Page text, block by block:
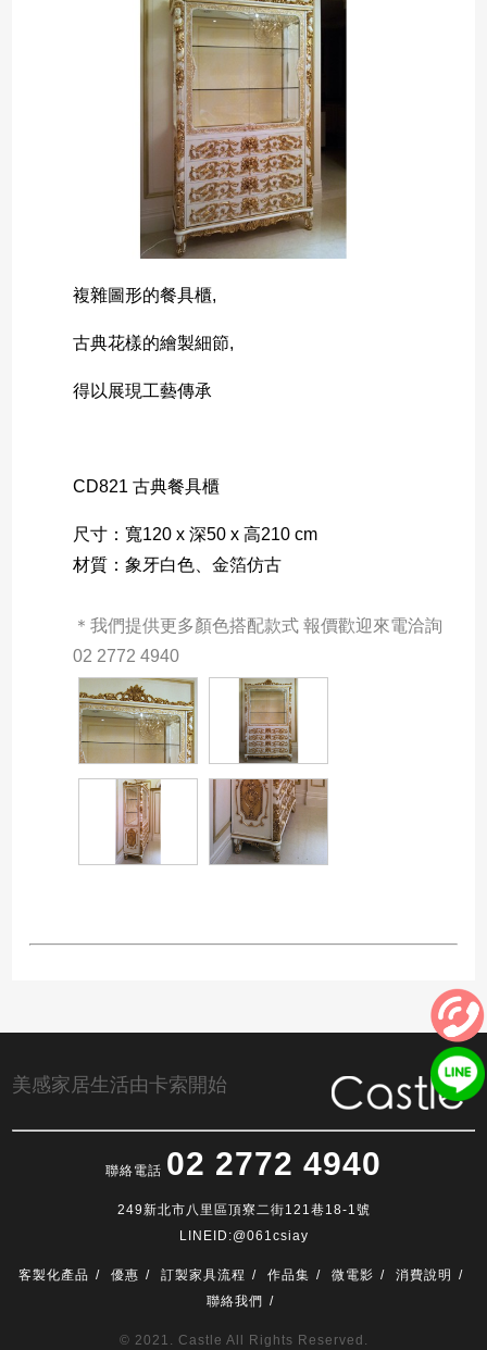
複雜圖形的餐具櫃,
古典花樣的繪製細節,
得以展現工藝傳承
CD821 古典餐具櫃
尺寸：寬120 x 深50 x 高210 cm
材質：象牙白色、金箔仿古
＊我們提供更多顏色搭配款式 報價歡迎來電洽詢
02 2772 4940
美感家居生活由卡索開始
聯絡電話 02 2772 4940
249新北市八里區頂寮二街121巷18-1號
LINEID:@061csiay
客製化產品 優惠 訂製家具流程 作品集 微電影
消費說明
聯絡我們
© 2021. Castle All Rights Reserved.